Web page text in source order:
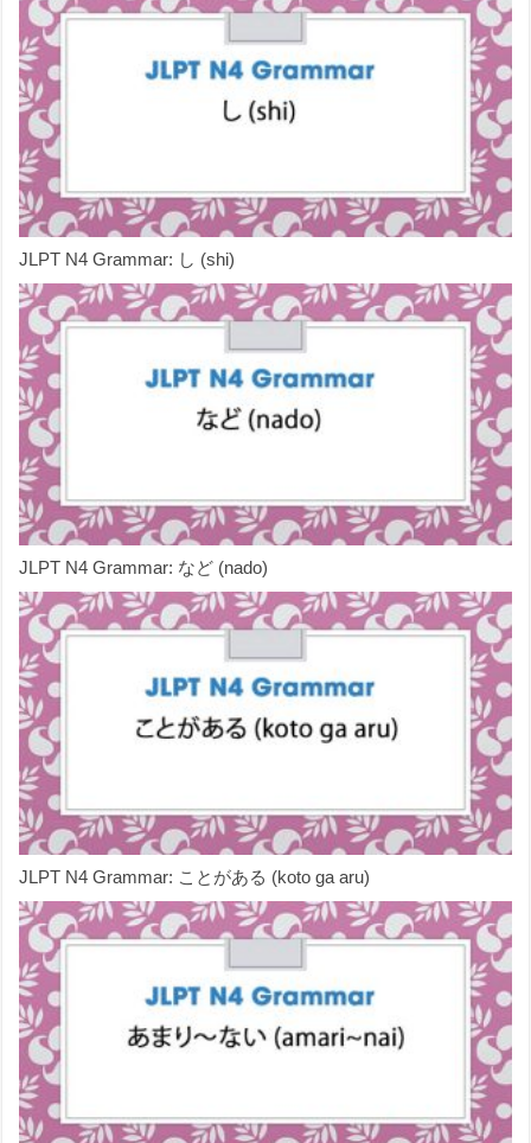
JLPT N4 Grammar: し (shi)
JLPT N4 Grammar: など (nado)
JLPT N4 Grammar: ことがある (koto ga aru)